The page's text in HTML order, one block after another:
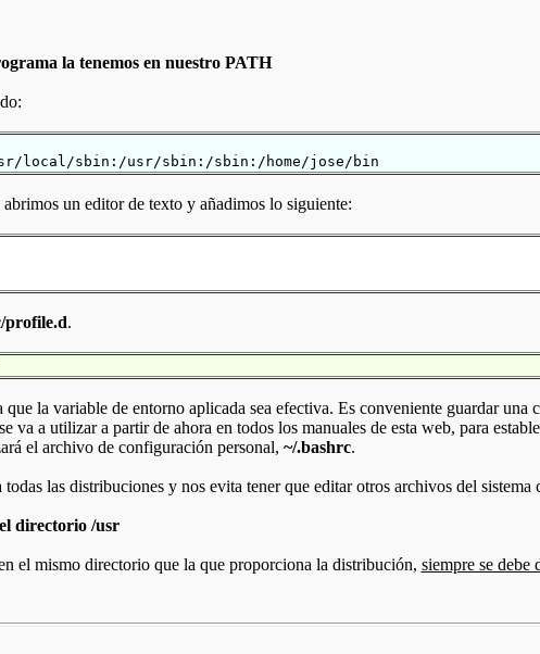
la tenemos en nuestro PATH
sbin:/usr/sbin:/sbin:/home/jose/bin
abrimos un editor de texto y añadimos lo siguiente:
profile.d.
la variable de entorno aplicada sea efectiva. Es conveniente guardar una
va a utilizar a partir de ahora en todos los manuales de esta web, para
el archivo de configuración personal, ~/.bashrc.
todas las distribuciones y nos evita tener que editar otros archivos del sistema
directorio /usr
el mismo directorio que la que proporciona la distribución, siempre se debe